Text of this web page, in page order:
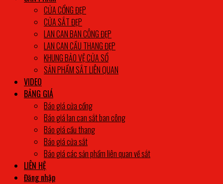
CỬA CỔNG ĐẸP
CỬA SẮT ĐẸP
LAN CAN BAN CÔNG ĐẸP
LAN CAN CẦU THANG ĐẸP
KHUNG BẢO VỆ CỬA SỔ
SẢN PHẨM SẮT LIÊN QUAN
VIDEO
BẢNG GIÁ
Báo giá cửa cổng
Báo giá lan can sắt ban công
Báo giá cầu thang
Báo giá cửa sắt
Báo giá các sản phẩm liên quan về sắt
LIÊN HỆ
Đăng nhập